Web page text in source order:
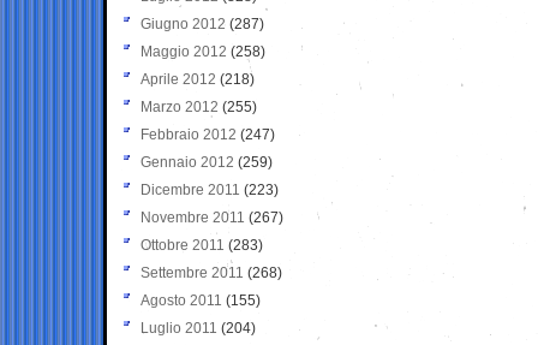
Giugno 2012 (287)
Maggio 2012 (258)
Aprile 2012 (218)
Marzo 2012 (255)
Febbraio 2012 (247)
Gennaio 2012 (259)
Dicembre 2011 (223)
Novembre 2011 (267)
Ottobre 2011 (283)
Settembre 2011 (268)
Agosto 2011 (155)
Luglio 2011 (204)